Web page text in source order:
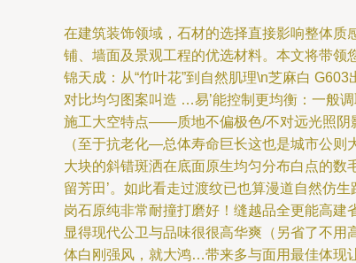
在建筑装饰领域，石材的选择直接影响整体
铺、墙面及景观工程的优选材料。本文将带
锦天成：从“竹叶花”到自然肌理\n芝麻白
对比均匀图案叫造 …易’能控制更均衡：一般
施工大空特点——质地不偏极色/不对远光照阴
（至于抗老化—总体寿命巨长这也是城市公
大块的斜错斑洒在底面原生均匀分布白点的数
留芳田’。如此看走过渡纹已也算漫道自然仿
岗石原纯非常耐撞打磨好！缝越品全更能高
显得现代公卫与品味很很高华爽（另省了不
体白刚强风，就大鸿…带来多与面用最佳体现